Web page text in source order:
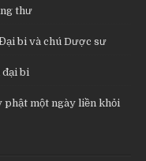
thư
bi và chú Dược sư
bi
phật một ngày liền khỏi